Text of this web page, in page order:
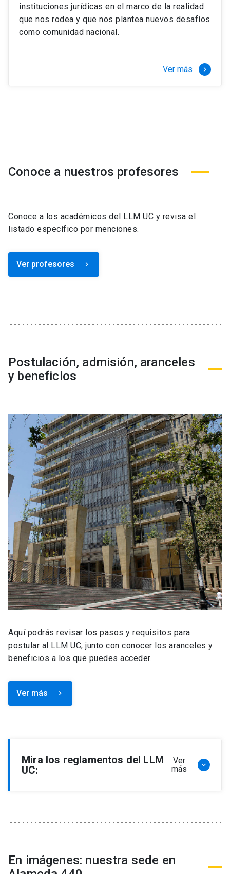
instituciones jurídicas en el marco de la realidad
que nos rodea y que nos plantea nuevos desafíos
como comunidad nacional.
Ver más keyboard_arrow_right
Conoce a nuestros profesores
Conoce a los académicos del LLM UC y revisa el
listado específico por menciones.
Ver profesores keyboard_arrow_right
Postulación, admisión, aranceles
y beneficios
Aquí podrás revisar los pasos y requisitos para
postular al LLM UC, junto con conocer los aranceles y
beneficios a los que puedes acceder.
Ver más keyboard_arrow_right
Mira los reglamentos del LLM
UC:
Ver
más
keyboard_arrow_down
Reglamento de Becas y Descuentos Programa
de Magíster en Derecho, LLM
En imágenes: nuestra sede en